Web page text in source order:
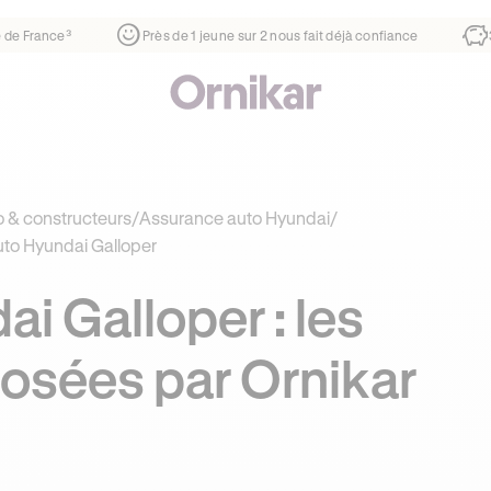
de France³ Près de 1 jeune sur 2 nous fait déjà confiance
& constructeurs/Assurance auto Hyundai/
Hyundai Galloper
Galloper : les
par Ornikar